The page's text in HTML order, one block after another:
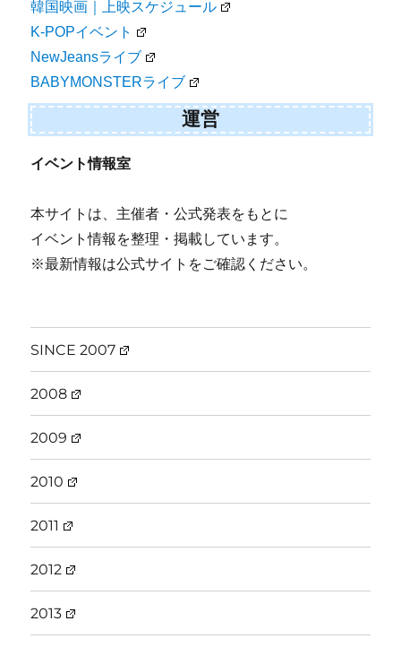
韓国映画｜上映スケジュール
K-POPイベント
NewJeansライブ
BABYMONSTERライブ
運営
イベント情報室
本サイトは、主催者・公式発表をもとに
イベント情報を整理・掲載しています。
※最新情報は公式サイトをご確認ください。
SINCE 2007
2008
2009
2010
2011
2012
2013